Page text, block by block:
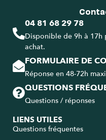
04 81 68 29 78
Disponible de 9h à
achat.
FORMULAIRE DE
Réponse en 48-72h
QUESTIONS
Questions / réponses
LIENS UTILES
Questions fréquentes